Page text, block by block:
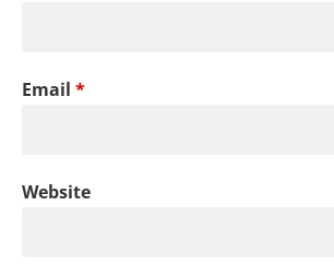
Email *
Website